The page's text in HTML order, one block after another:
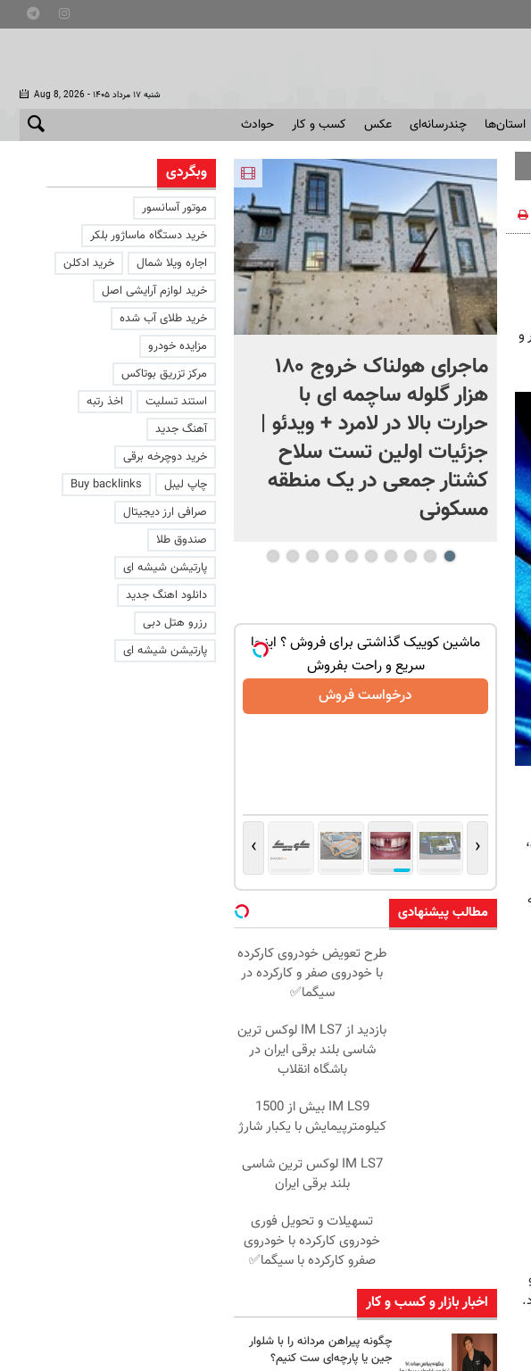
Aug 8, 2026 - شنبه ۱۷ مرداد ۱۴۰۵
استان‌ها چندرسانه‌ای عکس کسب و کار حوادث
و
ماجرای هولناک خروج ۱۸۰
هزار گلوله ساچمه ای با
حرارت بالا در لامرد + ویدئو |
جزئیات اولین تست سلاح
کشتار جمعی در یک منطقه
مسکونی
این مخدر علناً در خیابان
مصرف می شود! + ویدئو |
توضیحات سم شناس
درباره مخدر «ناس»
ماشین کوییک گذاشتی برای فروش ؟ اینجا
سریع و راحت بفروش
درخواست فروش
‹
›
مطالب پیشنهادی
طرح تعویض خودروی کارکرده
با خودروی صفر و کارکرده در
سیگما✅
بازدید از IM LS7 لوکس ترین
شاسی بلند برقی ایران در
باشگاه انقلاب
IM LS9 بیش از 1500
کیلومترپیمایش با یکبار شارژ
IM LS7 لوکس ترین شاسی
بلند برقی ایران
تسهیلات و تحویل فوری
خودروی کارکرده با خودروی
صفرو کارکرده با سیگما✅
اخبار بازار و کسب و کار
چگونه پیراهن مردانه را با شلوار
جین یا پارچه‌ای ست کنیم؟
وبگردی
موتور آسانسور
خرید دستگاه ماساژور بلکر
اجاره ویلا شمال
خرید ادکلن
خرید لوازم آرایشی اصل
خرید طلای آب شده
مزایده خودرو
مرکز تزریق بوتاکس
استند تسلیت
اخذ رتبه
آهنگ جدید
خرید دوچرخه برقی
چاپ لیبل
Buy backlinks
صرافی ارز دیجیتال
صندوق طلا
پارتیشن شیشه ای
دانلود اهنگ جدید
رزرو هتل دبی
پارتیشن شیشه ای